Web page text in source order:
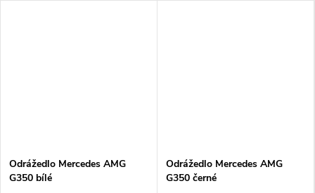
Odrážedlo Mercedes AMG
G350 bílé
Odrážedlo Mercedes AMG
G350 černé